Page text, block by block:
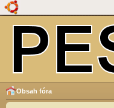
Obsah fóra